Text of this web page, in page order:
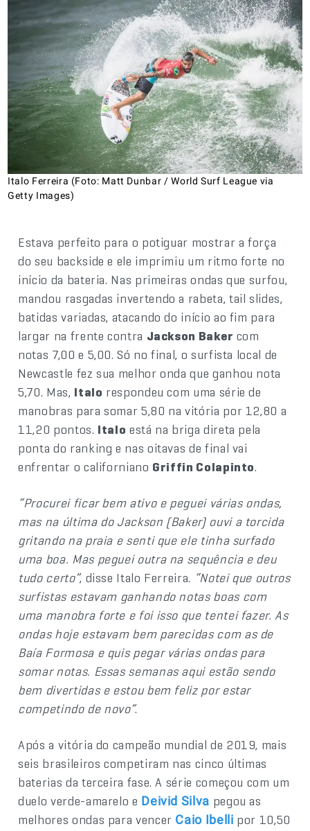
Italo Ferreira (Foto: Matt Dunbar / World Surf League via
Getty Images)
Estava perfeito para o potiguar mostrar a força
do seu backside e ele imprimiu um ritmo forte no
início da bateria. Nas primeiras ondas que surfou,
mandou rasgadas invertendo a rabeta, tail slides,
batidas variadas, atacando do início ao fim para
largar na frente contra Jackson Baker com
notas 7,00 e 5,00. Só no final, o surfista local de
Newcastle fez sua melhor onda que ganhou nota
5,70. Mas, Italo respondeu com uma série de
manobras para somar 5,80 na vitória por 12,80 a
11,20 pontos. Italo está na briga direta pela
ponta do ranking e nas oitavas de final vai
enfrentar o californiano Griffin Colapinto.
“Procurei ficar bem ativo e peguei várias ondas,
mas na última do Jackson (Baker) ouvi a torcida
gritando na praia e senti que ele tinha surfado
uma boa. Mas peguei outra na sequência e deu
tudo certo”, disse Italo Ferreira. “Notei que outros
surfistas estavam ganhando notas boas com
uma manobra forte e foi isso que tentei fazer. As
ondas hoje estavam bem parecidas com as de
Baía Formosa e quis pegar várias ondas para
somar notas. Essas semanas aqui estão sendo
bem divertidas e estou bem feliz por estar
competindo de novo”.
Após a vitória do campeão mundial de 2019, mais
seis brasileiros competiram nas cinco últimas
baterias da terceira fase. A série começou com um
duelo verde-amarelo e Deivid Silva pegou as
melhores ondas para vencer Caio Ibelli por 10,50